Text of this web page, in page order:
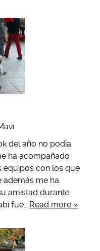
del año no podía
ha acompañado
equipos con los que
además me ha
amistad durante
fue… Read more »